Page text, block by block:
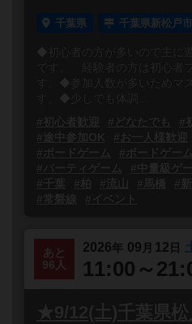
千葉県 千葉県新松戸
◆初心者の方が多いので主に
です。 経験者の方は初心者
す。◆参加人数が多いためマ
す。◆少しでも体調...
#初心者歓迎
#どなたでも
#
#途中参加OK
#お一人様歓迎
#ボードゲーム
#ボードゲー
#パーティゲーム
#中量級ゲ
#千葉
#柏 #流山 #馬橋 #
#常磐線
#イベント
あと
96人
2026年 09 月 12 日
11:00～
★9/12(土)千葉県